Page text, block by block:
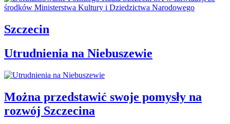
Szczecin
Utrudnienia na Niebuszewie
Można przedstawić swoje pomysły na
rozwój Szczecina